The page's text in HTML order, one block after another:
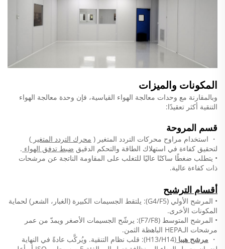
المكونات والميزات
وبالمقارنة مع وحدات معالجة الهواء القياسية، فإن وحدة معالجة الهواء
التنقية أكثر تعقيدًا:
قسم المروحة
・ استخدام مراوح محركات التردد المتغير ( محرك التردد المتغير )
لتحقيق كفاءة في استهلاك الطاقة والتحكم الدقيق ضبط تدفق الهواء .
• يتطلب ضغطًا ساكنًا عاليًا للتغلب على المقاومة الناتجة عن مرشحات
ذات كفاءة عالية.
أقسام الترشيح
• المرشح الأولي (G4/F5): يلتقط الجسيمات الكبيرة (الغبار، الشعر) لحماية
المكونات الأخرى.
• المرشح المتوسط (F7/F8): يرشّح الجسيمات الأصغر ويمدّ من عمر
مرشحات الـHEPA الباهظة الثمن.
・ مرشح هيبا
(H13/H14): قلب نظام التنقية. ويُركَّب عادةً في النهاية